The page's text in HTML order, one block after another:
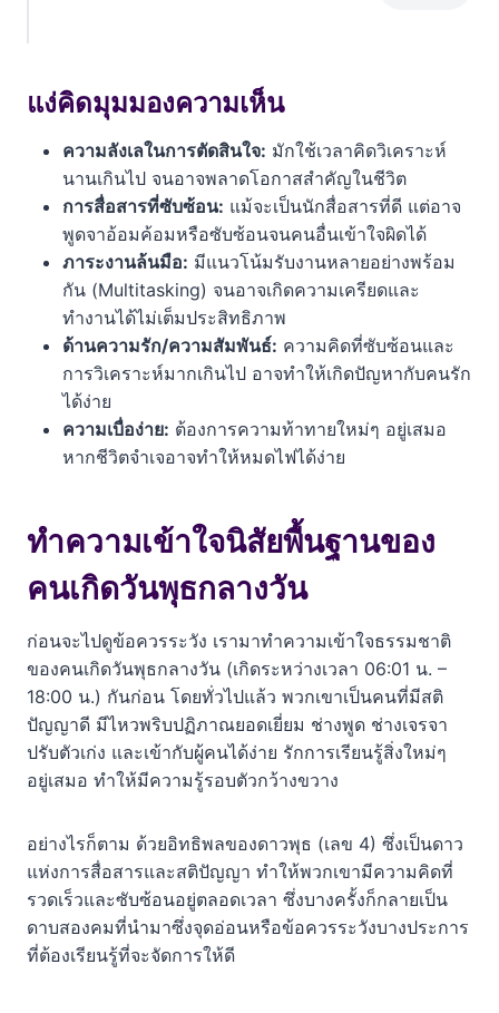
ทำความเข้าใจนิสัยพื้นฐานของคนเกิดวันพุธกลางวัน
5 ข้อควรระวังคนเกิดวันพุธกลางวัน ที่ต้องรู้เพื่อพัฒนา
ตนเอง
1. ความลังเล ตัดสินใจไม่เด็ดขาด
2. การสื่อสารที่อาจสร้างความเข้าใจผิด
3. รับงานหลายอย่างพร้อมกันจนเกินกำลัง (Multitasking
Overload)
4. ความสัมพันธ์ที่ซับซ้อนเพราะความคิดมาก
5. ความเบื่อง่ายและต้องการความท้าทายใหม่ๆ
แนวทางปรับปรุงและพัฒนาตนเอง
โปรดใช้วิจารณญาณ
คำถามที่พบบ่อย (FAQ)
คนเกิดวันพุธกลางวันขี้เบื่อจริงไหม?
ข้อเสียเรื่องความลังเลของคนวันพุธกลางวันแก้ไขได้
อย่างไร?
ทำไมคนเกิดวันพุธกลางวันถึงดูเหมือนมีสองบุคลิก?
แง่คิดมุมมองความเห็น
ความลังเลในการตัดสินใจ: มักใช้เวลาคิดวิเคราะห์
นานเกินไป จนอาจพลาดโอกาสสำคัญในชีวิต
การสื่อสารที่ซับซ้อน: แม้จะเป็นนักสื่อสารที่ดี แต่อาจ
พูดจาอ้อมค้อมหรือซับซ้อนจนคนอื่นเข้าใจผิดได้
ภาระงานล้นมือ: มีแนวโน้มรับงานหลายอย่างพร้อม
กัน (Multitasking) จนอาจเกิดความเครียดและ
ทำงานได้ไม่เต็มประสิทธิภาพ
ด้านความรัก/ความสัมพันธ์: ความคิดที่ซับซ้อนและ
การวิเคราะห์มากเกินไป อาจทำให้เกิดปัญหากับคนรัก
ได้ง่าย
ความเบื่อง่าย: ต้องการความท้าทายใหม่ๆ อยู่เสมอ
หากชีวิตจำเจอาจทำให้หมดไฟได้ง่าย
ทำความเข้าใจนิสัยพื้นฐานของ
คนเกิดวันพุธกลางวัน
ก่อนจะไปดูข้อควรระวัง เรามาทำความเข้าใจธรรมชาติ
ของคนเกิดวันพุธกลางวัน (เกิดระหว่างเวลา 06:01 น. –
18:00 น.) กันก่อน โดยทั่วไปแล้ว พวกเขาเป็นคนที่มีสติ
ปัญญาดี มีไหวพริบปฏิภาณยอดเยี่ยม ช่างพูด ช่างเจรจา
ปรับตัวเก่ง และเข้ากับผู้คนได้ง่าย รักการเรียนรู้สิ่งใหม่ๆ
อยู่เสมอ ทำให้มีความรู้รอบตัวกว้างขวาง
อย่างไรก็ตาม ด้วยอิทธิพลของดาวพุธ (เลข 4) ซึ่งเป็นดาว
แห่งการสื่อสารและสติปัญญา ทำให้พวกเขามีความคิดที่
รวดเร็วและซับซ้อนอยู่ตลอดเวลา ซึ่งบางครั้งก็กลายเป็น
ดาบสองคมที่นำมาซึ่งจุดอ่อนหรือข้อควรระวังบางประการ
ที่ต้องเรียนรู้ที่จะจัดการให้ดี